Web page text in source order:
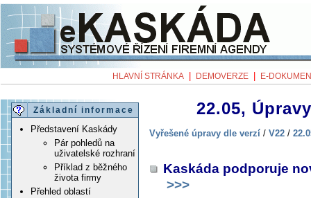
HLAVNÍ STRÁNKA DEMOVERZE E-
Základní informace
Představení Kaskády
Pár pohledů na
uživatelské rozhraní
Příklad z běžného
života firmy
Přehled oblastí
22.05,
Vyřešené úpravy dle verzí / V22 /
Kaskáda podporuje
>>>